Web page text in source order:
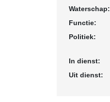
Waterschap:
Functie:
Politiek:
In dienst:
Uit dienst: